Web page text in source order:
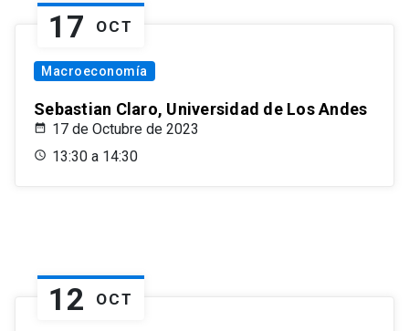
17 OCT
Macroeconomía
Sebastian Claro, Universidad de Los Andes
17 de Octubre de 2023
13:30 a 14:30
12 OCT